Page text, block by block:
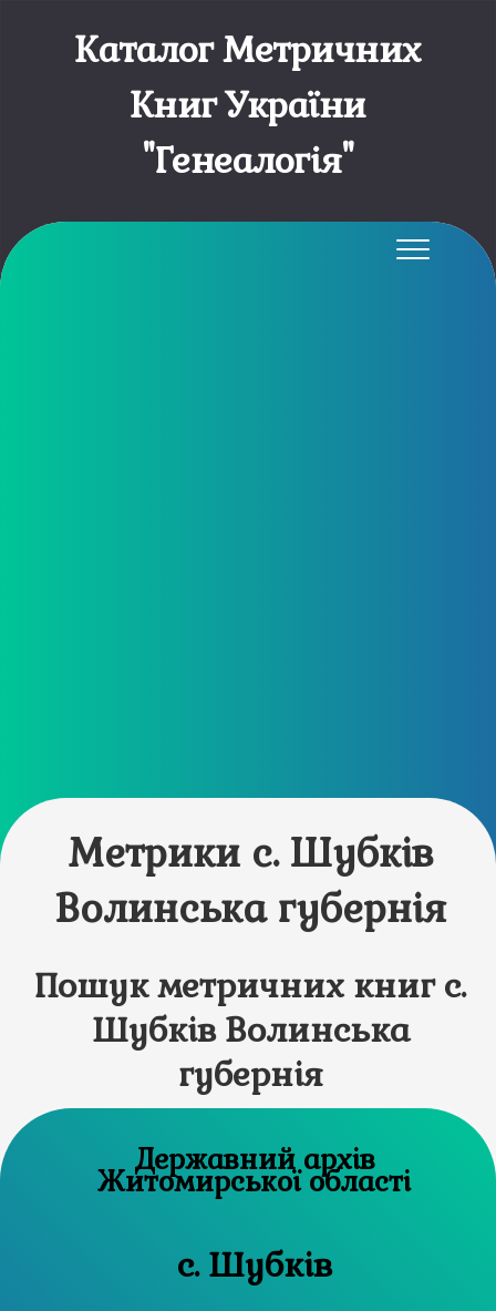
Каталог Метричних
Книг України
"Генеалогія"
Метрики с. Шубків
Волинська губернія
Пошук метричних книг с.
Шубків Волинська
губернія
Державний архів
Житомирської області
с. Шубків